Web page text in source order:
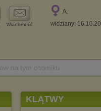
Wiadomość
A.
widziany:
KLĄTWY